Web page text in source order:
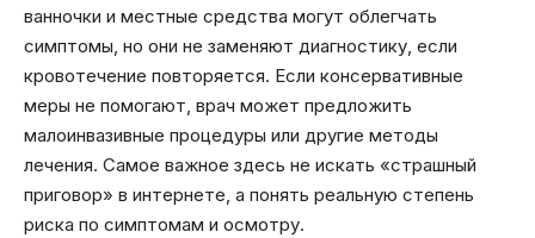
ванночки и местные средства могут облегчать
симптомы, но они не заменяют диагностику, если
кровотечение повторяется. Если консервативные
меры не помогают, врач может предложить
малоинвазивные процедуры или другие методы
лечения. Самое важное здесь не искать «страшный
приговор» в интернете, а понять реальную степень
риска по симптомам и осмотру.